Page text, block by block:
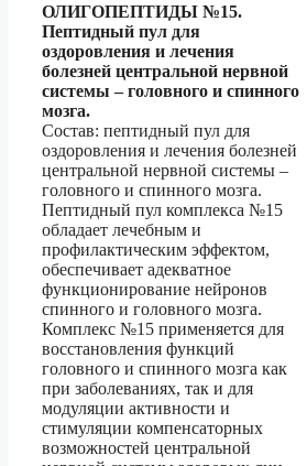
ОЛИГОПЕПТИДЫ №15.
Пептидный пул для
оздоровления и лечения
болезней центральной нервной
системы – головного и спинного
мозга.
Состав: пептидный пул для
оздоровления и лечения болезней
центральной нервной системы –
головного и спинного мозга.
Пептидный пул комплекса №15
обладает лечебным и
профилактическим эффектом,
обеспечивает адекватное
функционирование нейронов
спинного и головного мозга.
Комплекс №15 применяется для
восстановления функций
головного и спинного мозга как
при заболеваниях, так и для
модуляции активности и
стимуляции компенсаторных
возможностей центральной